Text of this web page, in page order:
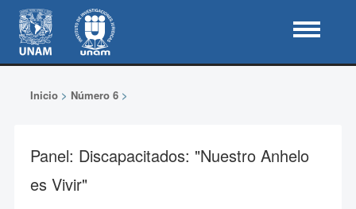
Inicio> Número 6>
Panel: Discapacitados: "Nuestro Anhelo
es Vivir"